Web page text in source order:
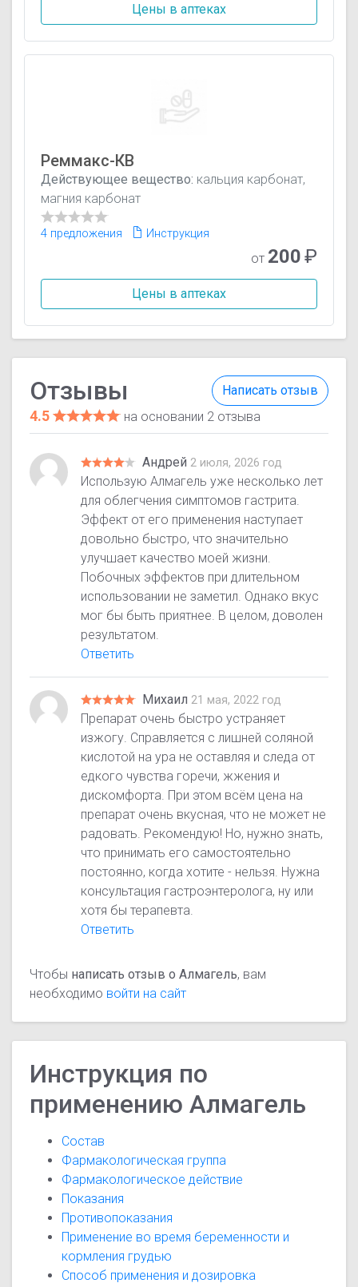
Цены в аптеках
Реммакс-КВ
Действующее вещество: кальция карбонат,
магния карбонат
4 предложения Инструкция
от 200₽
Цены в аптеках
Написать отзыв
Отзывы
4.5 на основании 2 отзыва
Андрей 2 июля, 2026 год
Использую Алмагель уже несколько лет
для облегчения симптомов гастрита.
Эффект от его применения наступает
довольно быстро, что значительно
улучшает качество моей жизни.
Побочных эффектов при длительном
использовании не заметил. Однако вкус
мог бы быть приятнее. В целом, доволен
результатом.
Ответить
Михаил 21 мая, 2022 год
Препарат очень быстро устраняет
изжогу. Справляется с лишней соляной
кислотой на ура не оставляя и следа от
едкого чувства горечи, жжения и
дискомфорта. При этом всём цена на
препарат очень вкусная, что не может не
радовать. Рекомендую! Но, нужно знать,
что принимать его самостоятельно
постоянно, когда хотите - нельзя. Нужна
консультация гастроэнтеролога, ну или
хотя бы терапевта.
Ответить
Чтобы написать отзыв о Алмагель, вам
необходимо войти на сайт
Инструкция по
применению Алмагель
Состав
Фармакологическая группа
Фармакологическое действие
Показания
Противопоказания
Применение во время беременности и
кормления грудью
Способ применения и дозировка